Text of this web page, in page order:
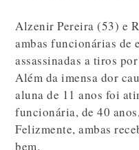
Alzenir Pereira (53) e
ambas funcionárias de
assassinadas a tiros
Além da imensa dor
aluna de 11 anos foi
funcionária, de 40
Felizmente, ambas
bem.